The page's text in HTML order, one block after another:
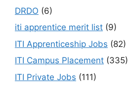
DRDO (6)
iti apprentice merit list (9)
ITI Apprenticeship Jobs (82)
ITI Campus Placement (335)
ITI Private Jobs (111)